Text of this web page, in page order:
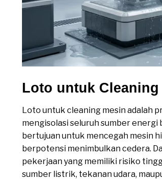
Loto untuk Cleaning
Loto untuk cleaning mesin adalah
mengisolasi seluruh sumber energi
bertujuan untuk mencegah mesin
berpotensi menimbulkan cedera.
pekerjaan yang memiliki risiko
sumber listrik, tekanan udara,